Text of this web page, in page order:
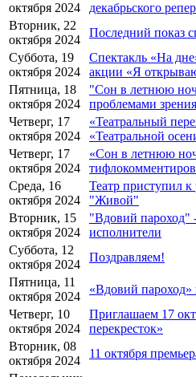
октября 2024
декабрьского
Вторник, 22
октября 2024
Последний показ
Суббота, 19
октября 2024
Спектакль «На
акции «Я
Пятница, 18
октября 2024
"Сон в летнюю
проблемами зрения
Четверг, 17
октября 2024
«Театральный
«Театральной
Четверг, 17
октября 2024
«Сон в летнюю
Среда, 16
октября 2024
Театр приступил к
"Живой"
Вторник, 15
октября 2024
"Вдовий пароход"
исполнители
Суббота, 12
октября 2024
Поздравляем!
Пятница, 11
октября 2024
«Вдовий пароход»
Четверг, 10
октября 2024
Приглашаем 17
перекресток»
Вторник, 08
октября 2024
11 октября